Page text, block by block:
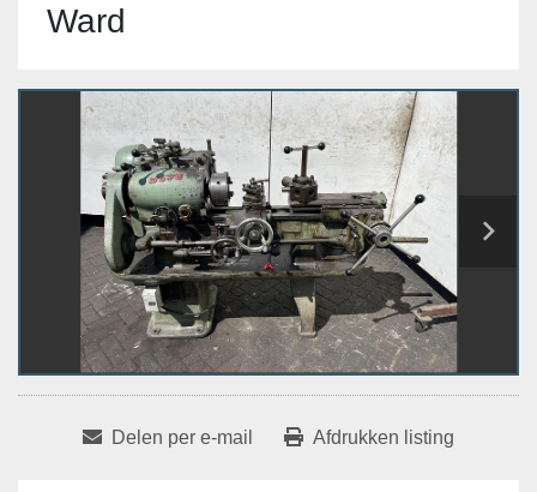
Ward
Delen per e-mail Afdrukken listing